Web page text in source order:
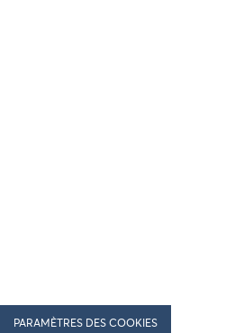
PARAMÈTRES DES COOKIES